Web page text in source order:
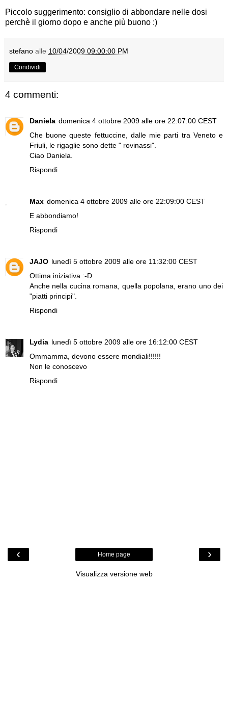
Piccolo suggerimento: consiglio di abbondare nelle dosi
perchè il giorno dopo e anche più buono :)
stefano alle 10/04/2009 09:00:00 PM
Condividi
4 commenti:
Daniela domenica 4 ottobre 2009 alle ore 22:07:00 CEST
Che buone queste fettuccine, dalle mie parti tra Veneto e
Friuli, le rigaglie sono dette " rovinassi".
Ciao Daniela.
Rispondi
Max domenica 4 ottobre 2009 alle ore 22:09:00 CEST
E abbondiamo!
Rispondi
JAJO lunedì 5 ottobre 2009 alle ore 11:32:00 CEST
Ottima iniziativa :-D
Anche nella cucina romana, quella popolana, erano uno dei
"piatti principi".
Rispondi
Lydia lunedì 5 ottobre 2009 alle ore 16:12:00 CEST
Ommamma, devono essere mondiali!!!!!!
Non le conoscevo
Rispondi
‹ ›
Home page
Visualizza versione web